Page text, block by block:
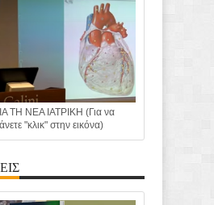
ΤΗ ΝΕΑ ΙΑΤΡΙΚΗ (Για να
"κλικ" στην εικόνα)